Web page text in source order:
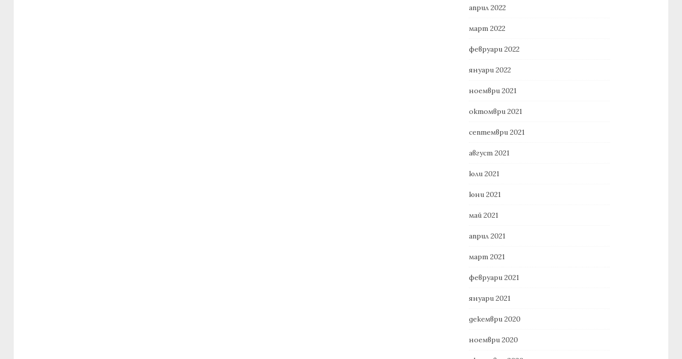
април 2022
март 2022
февруари 2022
януари 2022
ноември 2021
октомври 2021
септември 2021
август 2021
юли 2021
юни 2021
май 2021
април 2021
март 2021
февруари 2021
януари 2021
декември 2020
ноември 2020